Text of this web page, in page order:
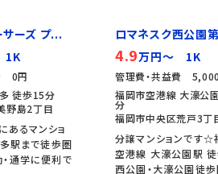
サーズ プ...
1K
0円
徒歩15分
野島2丁目
あるマンショ
多駅まで徒歩圏
通学に便利で
ロマネスク西公園
4.9万円～ 1K
管理費・共益費
福岡市空港線 大濠公
分
福岡市中央区荒戸3丁
分譲マンションです☆
空港線 大濠公園駅 徒
西公園・大濠公園徒